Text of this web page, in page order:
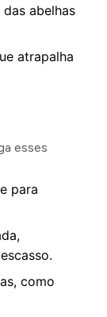
abelhas
atrapalha
esses
para
como